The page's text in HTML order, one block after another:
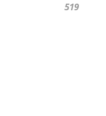
519